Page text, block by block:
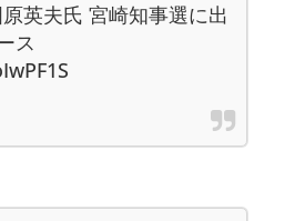
英夫氏 宮崎知事選に出
ス